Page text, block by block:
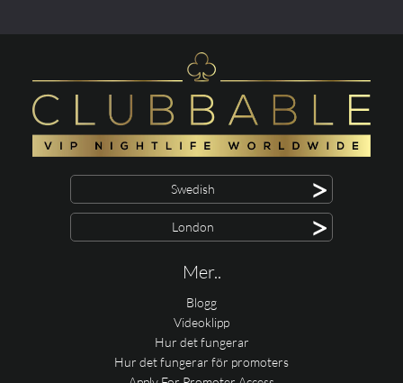
Swedish >
London >
Mer..
Blogg
Videoklipp
Hur det fungerar
Hur det fungerar för promoters